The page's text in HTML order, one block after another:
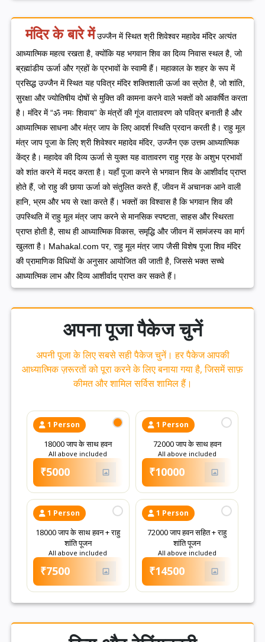
मंदिर के बारे में उज्जैन में स्थित श्री शिवेश्वर महादेव मंदिर अत्यंत
आध्यात्मिक महत्व रखता है, क्योंकि यह भगवान शिव का दिव्य निवास स्थल है, जो
ब्रह्मांडीय ऊर्जा और ग्रहों के प्रभावों के स्वामी हैं। महाकाल के शहर के रूप में
प्रसिद्ध उज्जैन में स्थित यह पवित्र मंदिर शक्तिशाली ऊर्जा का स्रोत है, जो शांति,
सुरक्षा और ज्योतिषीय दोषों से मुक्ति की कामना करने वाले भक्तों को आकर्षित करता
है। मंदिर में “ॐ नमः शिवाय” के मंत्रों की गूंज वातावरण को पवित्र बनाती है और
आध्यात्मिक साधना और मंत्र जाप के लिए आदर्श स्थिति प्रदान करती है। राहु मूल
मंत्र जाप पूजा के लिए श्री शिवेश्वर महादेव मंदिर, उज्जैन एक उत्तम आध्यात्मिक
केंद्र है। महादेव की दिव्य ऊर्जा से युक्त यह वातावरण राहु ग्रह के अशुभ प्रभावों
को शांत करने में मदद करता है। यहाँ पूजा करने से भगवान शिव के आशीर्वाद प्राप्त
होते हैं, जो राहु की छाया ऊर्जा को संतुलित करते हैं, जीवन में अचानक आने वाली
हानि, भ्रम और भय से रक्षा करते हैं। भक्तों का विश्वास है कि भगवान शिव की
उपस्थिति में राहु मूल मंत्र जाप करने से मानसिक स्पष्टता, साहस और स्थिरता
प्राप्त होती है, साथ ही आध्यात्मिक विकास, समृद्धि और जीवन में सामंजस्य का मार्ग
खुलता है। Mahakal.com पर, राहु मूल मंत्र जाप जैसी विशेष पूजा शिव मंदिर
की प्रामाणिक विधियों के अनुसार आयोजित की जाती है, जिससे भक्त सच्चे
आध्यात्मिक लाभ और दिव्य आशीर्वाद प्राप्त कर सकते हैं।
अपना पूजा पैकेज चुनें
अपनी पूजा के लिए सबसे सही पैकेज चुनें। हर पैकेज आपकी
आध्यात्मिक ज़रूरतों को पूरा करने के लिए बनाया गया है, जिसमें साफ़
कीमत और शामिल सर्विस शामिल हैं।
1 Person
18000 जाप के साथ हवन
All above included
₹5000
1 Person
72000 जाप के साथ हवन
All above included
₹10000
1 Person
18000 जाप के साथ हवन + राहु
शांति पूजन
All above included
₹7500
1 Person
72000 जाप हवन सहित + राहु
शांति पूजन
All above included
₹14500